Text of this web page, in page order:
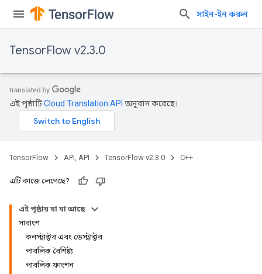
সাইন-ইন করুন
TensorFlow v2.3.0
এই পৃষ্ঠাটিCloud Translation API অনুবাদ করেছে।
TensorFlow API, API TensorFlow v2.3.0 C++
এটি কাজে লেগেছে?
এই পৃষ্ঠায় যা যা আছে
সারাংশ
কনস্ট্রাক্টর এবং ডেস্ট্রাক্টর
পাবলিক বৈশিষ্ট্য
পাবলিক ফাংশন